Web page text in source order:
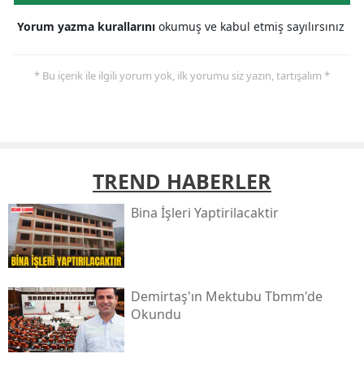
Yorum yazma kurallarını okumuş ve kabul etmiş sayılırsınız
* Bu içerik ile ilgili yorum yok, ilk yorumu siz yazın, tartışalım *
TREND HABERLER
Bi̇na İşleri̇ Yaptirilacaktir
Demirtaş'ın Mektubu Tbmm'de
Okundu